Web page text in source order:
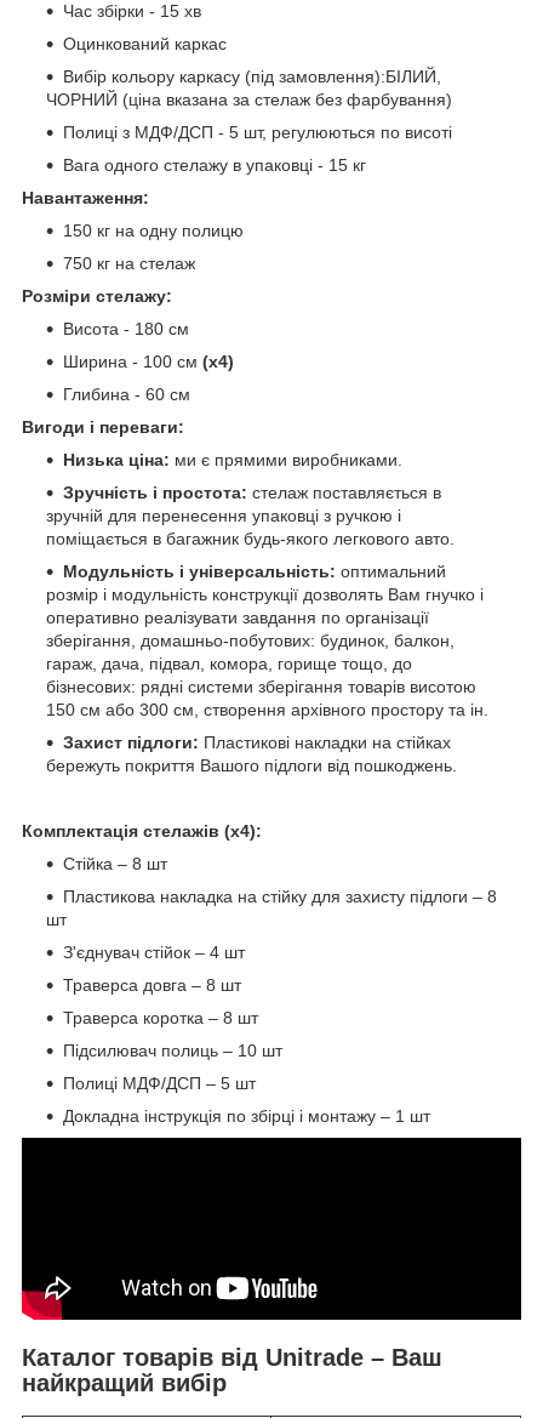
Час збірки - 15 хв
Оцинкований каркас
Вибір кольору каркасу (під замовлення):БІЛИЙ,
ЧОРНИЙ (ціна вказана за стелаж без фарбування)
Полиці з МДФ/ДСП - 5 шт, регулюються по висоті
Вага одного стелажу в упаковці - 15 кг
Навантаження:
150 кг на одну полицю
750 кг на стелаж
Розміри стелажу:
Висота - 180 см
Ширина - 100 см (х4)
Глибина - 60 см
Вигоди і переваги:
Низька ціна: ми є прямими виробниками.
Зручність і простота: стелаж поставляється в
зручній для перенесення упаковці з ручкою і
поміщається в багажник будь-якого легкового авто.
Модульність і універсальність: оптимальний
розмір і модульність конструкції дозволять Вам гнучко і
оперативно реалізувати завдання по організації
зберігання, домашньо-побутових: будинок, балкон,
гараж, дача, підвал, комора, горище тощо, до
бізнесових: рядні системи зберігання товарів висотою
150 см або 300 см, створення архівного простору та ін.
Захист підлоги: Пластикові накладки на стійках
бережуть покриття Вашого підлоги від пошкоджень.
Комплектація стелажів (х4):
Стійка – 8 шт
Пластикова накладка на стійку для захисту підлоги – 8
шт
З'єднувач стійок – 4 шт
Траверса довга – 8 шт
Траверса коротка – 8 шт
Підсилювач полиць – 10 шт
Полиці МДФ/ДСП – 5 шт
Докладна інструкція по збірці і монтажу – 1 шт
Каталог товарів від Unitrade – Ваш
найкращий вибір